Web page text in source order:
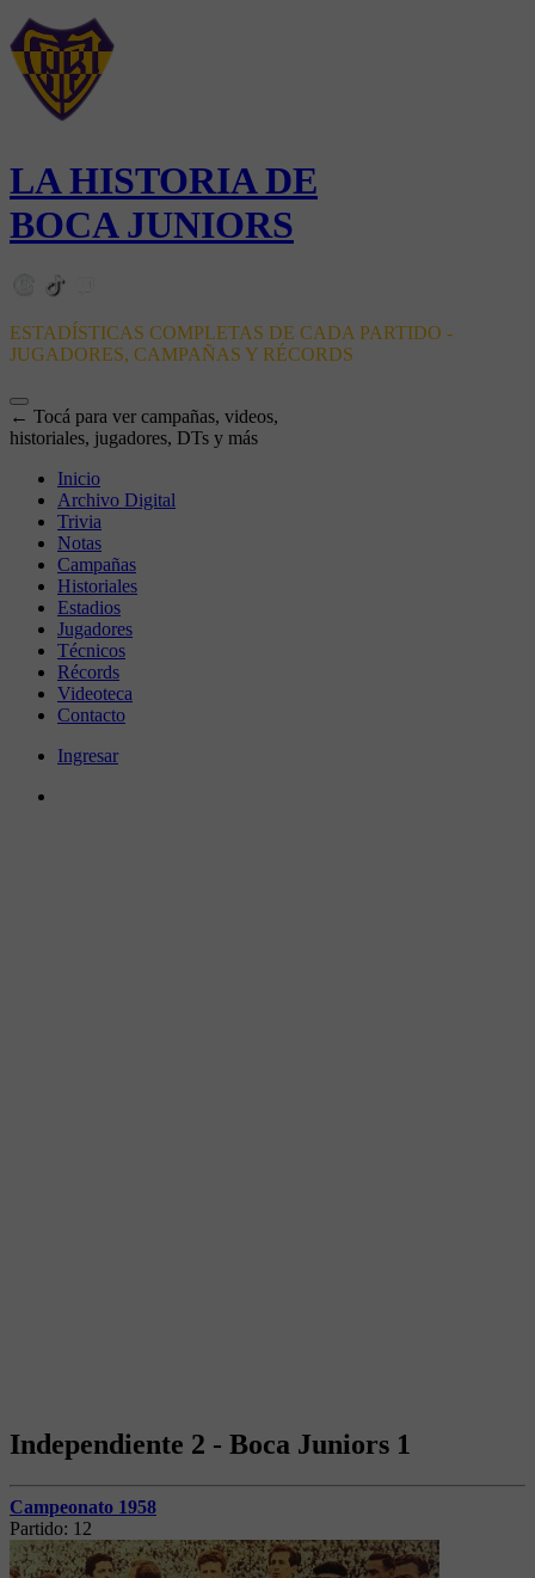
LA HISTORIA DE
BOCA JUNIORS
ESTADÍSTICAS COMPLETAS DE CADA PARTIDO -
JUGADORES, CAMPAÑAS Y RÉCORDS
← Tocá para ver campañas, videos,
historiales, jugadores, DTs y más
Inicio
Archivo Digital
Trivia
Notas
Campañas
Historiales
Estadios
Jugadores
Técnicos
Récords
Videoteca
Contacto
Ingresar
Independiente 2 - Boca Juniors 1
Campeonato 1958
Partido: 12